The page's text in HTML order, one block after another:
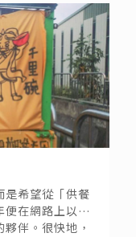
的樣子。
是希望從「供餐
便在網路上以
伴。很快地，